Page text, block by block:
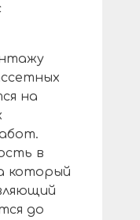
на
в
который
до